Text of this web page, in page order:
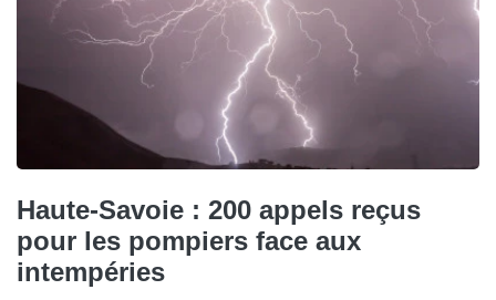
Haute-Savoie : 200 appels reçus
pour les pompiers face aux
intempéries